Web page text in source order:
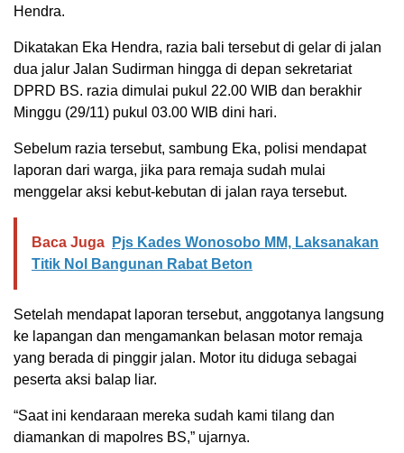
Hendra.
Dikatakan Eka Hendra, razia bali tersebut di gelar di jalan
dua jalur Jalan Sudirman hingga di depan sekretariat
DPRD BS. razia dimulai pukul 22.00 WIB dan berakhir
Minggu (29/11) pukul 03.00 WIB dini hari.
Sebelum razia tersebut, sambung Eka, polisi mendapat
laporan dari warga, jika para remaja sudah mulai
menggelar aksi kebut-kebutan di jalan raya tersebut.
Baca Juga
Pjs Kades Wonosobo MM, Laksanakan
Titik Nol Bangunan Rabat Beton
Setelah mendapat laporan tersebut, anggotanya langsung
ke lapangan dan mengamankan belasan motor remaja
yang berada di pinggir jalan. Motor itu diduga sebagai
peserta aksi balap liar.
“Saat ini kendaraan mereka sudah kami tilang dan
diamankan di mapolres BS,” ujarnya.